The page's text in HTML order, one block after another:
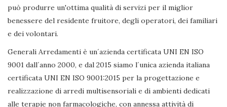
può produrre un'ottima qualità di servizi per il miglior
benessere del residente fruitore, degli operatori, dei familiari
e dei volontari.
Generali Arredamenti è un´azienda certificata UNI EN ISO
9001 dall´anno 2000, e dal 2015 siamo l´unica azienda italiana
certificata UNI EN ISO 9001:2015 per la progettazione e
realizzazione di arredi multisensoriali e di ambienti dedicati
alle terapie non farmacologiche, con annessa attività di